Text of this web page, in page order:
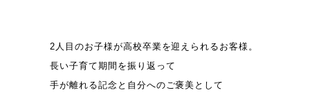
2人目のお子様が高校卒業を迎えられるお客様。
長い子育て期間を振り返って
手が離れる記念と自分へのご褒美として